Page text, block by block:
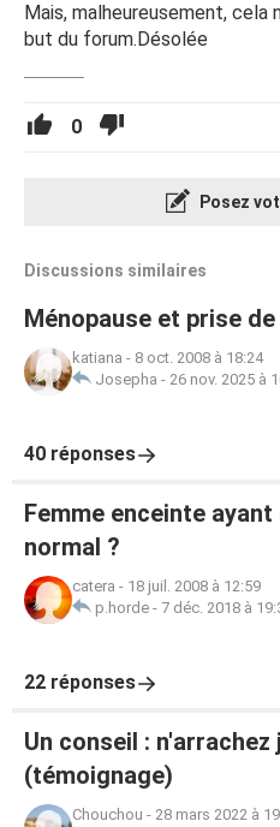
Mais, malheureusement,
but du forum.Désolée
0
Posez
Discussions similaires
Ménopause et prise
katiana - 8 oct. 2008 à 18:24
Josepha - 26 nov. 2025 à
40 réponses
Femme enceinte
normal ?
catera - 18 juil. 2008 à 12:59
p.horde - 7 déc. 2018 à
22 réponses
Un conseil :
(témoignage)
Chouchou - 28 mars 2022 à